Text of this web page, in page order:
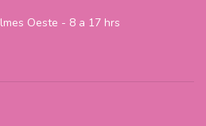
Oeste - 8 a 17 hrs